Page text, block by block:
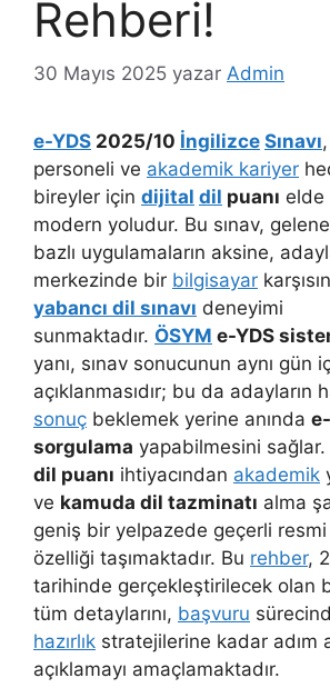
Rehberi!
30 Mayıs 2025 yazar Admin
e-YDS 2025/10 İngilizce Sınavı,
personeli ve akademik kariyer
bireyler için dijital dil puanı elde
modern yoludur. Bu sınav,
bazlı uygulamaların aksine,
merkezinde bir bilgisayar
yabancı dil sınavı deneyimi
sunmaktadır. ÖSYM e-YDS
yanı, sınav sonucunun aynı gün
açıklanmasıdır; bu da adayların
sonuç beklemek yerine anında
sorgulama yapabilmesini sağlar.
dil puanı ihtiyacından akademik
ve kamuda dil tazminatı alma
geniş bir yelpazede geçerli
özelliği taşımaktadır. Bu rehber,
tarihinde gerçekleştirilecek olan
tüm detaylarını, başvuru
hazırlık stratejilerine kadar adım
açıklamayı amaçlamaktadır.